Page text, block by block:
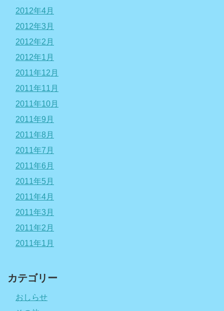
2012年4月
2012年3月
2012年2月
2012年1月
2011年12月
2011年11月
2011年10月
2011年9月
2011年8月
2011年7月
2011年6月
2011年5月
2011年4月
2011年3月
2011年2月
2011年1月
カテゴリー
おしらせ